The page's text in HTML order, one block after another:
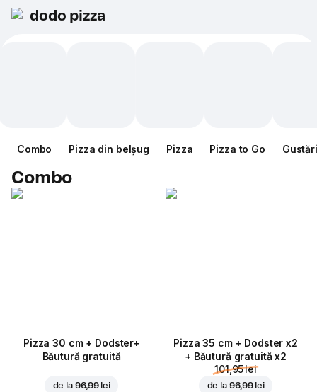
dodo pizza
Combo Pizza din belșug Pizza Pizza to Go Gustări
Combo
Pizza 30 cm + Dodster+
Băutură gratuită
de la 96,99 lei
Pizza 35 cm + Dodster x2
+ Băutură gratuită x2
101,95 lei
de la 96,99 lei